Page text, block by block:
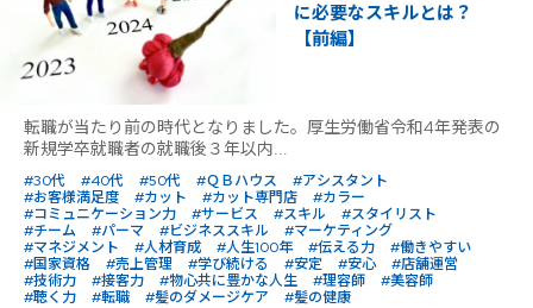
に必要なスキルとは？
【前編】
転職が当たり前の時代となりました。厚生労働省令和4年発表の
新規学卒就職者の就職後３年以内...
#30代 #40代 #50代 #ＱＢハウス
#アシスタント
#お客様満足度
#カット #カット専門店
#カラー
#コミュニケーション力
#サービス #スキル
#スタイリスト
#チーム
#パーマ #ビジネススキル
#マーケティング
#マネジメント
#人材育成 #人生100年 #伝える力
#働きやすい
#国家資格
#売上管理 #学び続ける #安定 #安心
#店舗運営
#技術力
#接客力 #物心共に豊かな人生 #理容師
#美容師
#聴く力
#転職 #髪のダメージケア #髪の健康